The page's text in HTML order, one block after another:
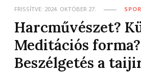
FRISSÍTVE: 2024. OKTÓBER 27.
Harcművészet?
Meditációs
Beszélgetés a